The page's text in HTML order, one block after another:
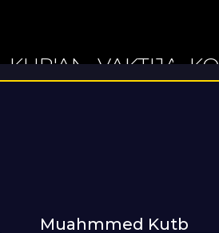
KUR'AN VAKTIJA
Muahmmed Kutb